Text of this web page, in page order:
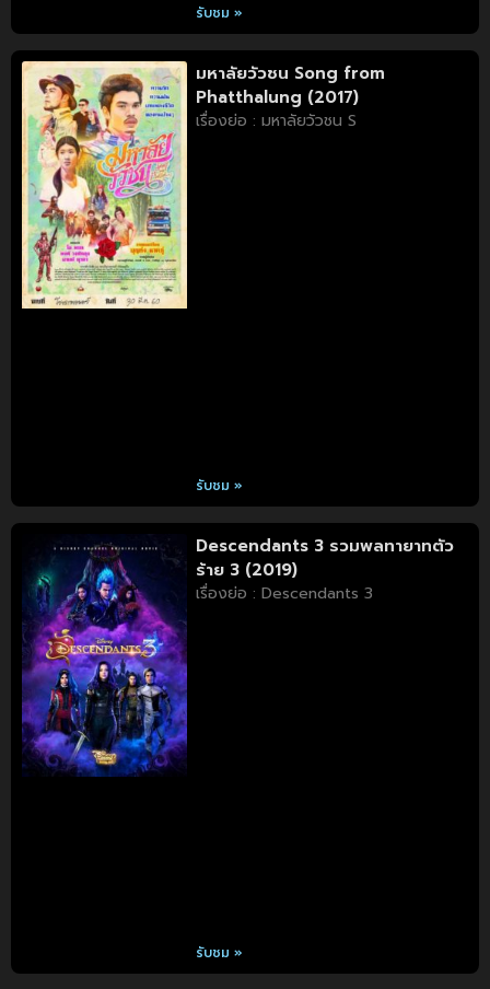
รับชม »
มหาลัยวัวชน Song from
Phatthalung (2017)
เรื่องย่อ : มหาลัยวัวชน S
รับชม »
Descendants 3 รวมพลทายาทตัว
ร้าย 3 (2019)
เรื่องย่อ : Descendants 3
รับชม »